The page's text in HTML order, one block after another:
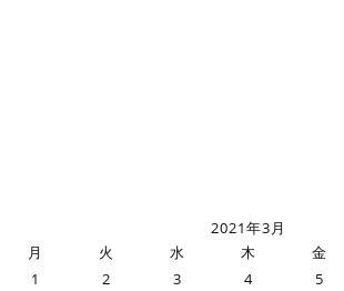
2021年3月
月
火 水 木 金
1
2 3 4 5